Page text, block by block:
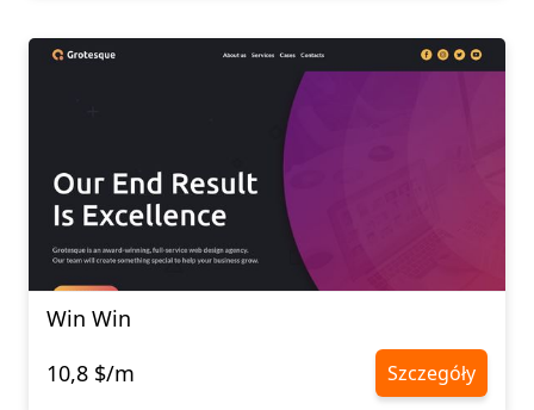
Win Win
10,8 $/m
Szczegóły